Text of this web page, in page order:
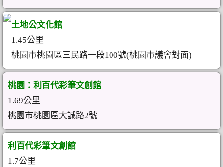
土地公文化館
1.45公里
桃園市桃園區三民路一段100號(桃園市議會對面)
桃園：利百代彩筆文創館
1.69公里
桃園市桃園區大誠路2號
利百代彩筆文創館
1.7公里